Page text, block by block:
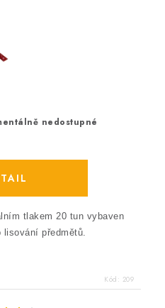
nedostupné
tlakem 20 tun vybaven
lisování předmětů.
Kód: 209